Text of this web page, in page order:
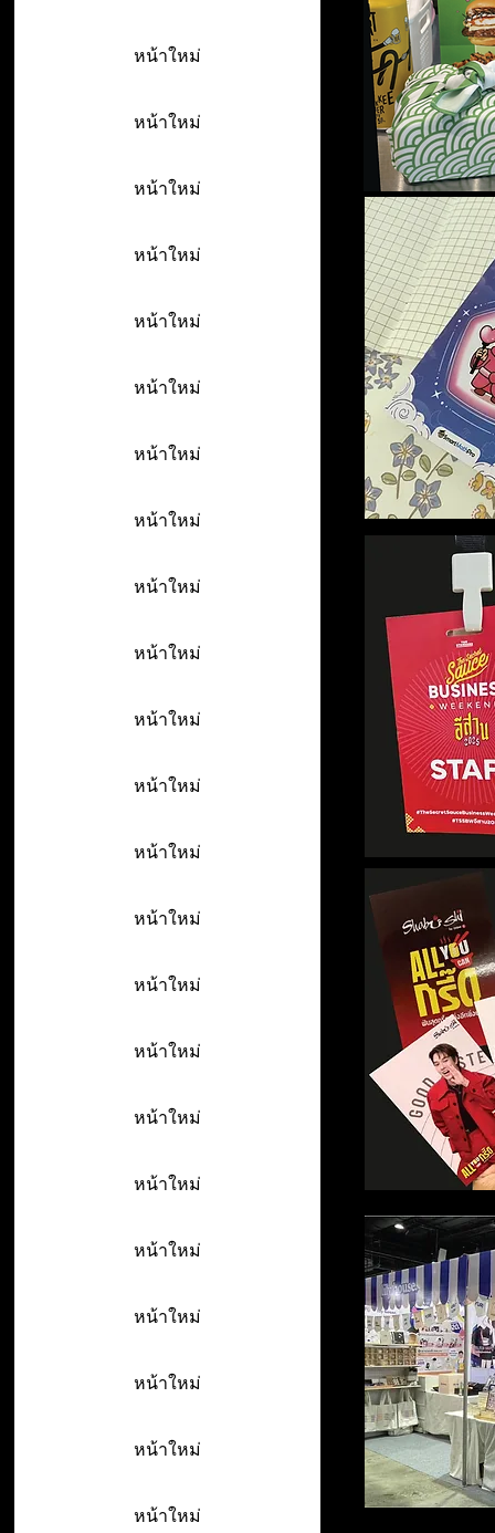
หน้าใหม่
หน้าใหม่
หน้าใหม่
หน้าใหม่
หน้าใหม่
หน้าใหม่
หน้าใหม่
หน้าใหม่
หน้าใหม่
หน้าใหม่
หน้าใหม่
หน้าใหม่
หน้าใหม่
หน้าใหม่
หน้าใหม่
หน้าใหม่
หน้าใหม่
หน้าใหม่
หน้าใหม่
หน้าใหม่
หน้าใหม่
หน้าใหม่
หน้าใหม่